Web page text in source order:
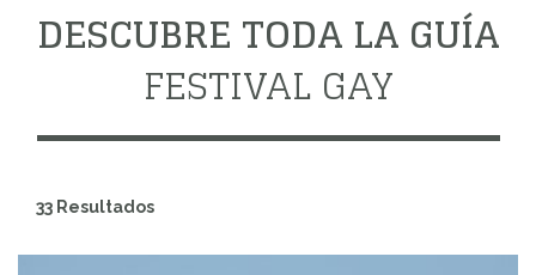
DESCUBRE TODA LA GUÍA
FESTIVAL GAY
33 Resultados